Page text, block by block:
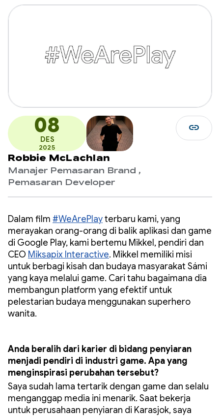
08
DES
2025
Robbie McLachlan
Manajer Pemasaran Brand ,
Pemasaran Developer
link
Dalam film #WeArePlayterbaru kami, yang
merayakan orang-orang di balik aplikasi dan game
di Google Play, kami bertemu Mikkel, pendiri dan
CEO Miksapix Interactive. Mikkel memiliki misi
untuk berbagi kisah dan budaya masyarakat Sámi
yang kaya melalui game. Cari tahu bagaimana dia
membangun platform yang efektif untuk
pelestarian budaya menggunakan superhero
wanita.
Anda beralih dari karier di bidang penyiaran
menjadi pendiri di industri game. Apa yang
menginspirasi perubahan tersebut?
Saya sudah lama tertarik dengan game dan selalu
menganggap media ini menarik. Saat bekerja
untuk perusahaan penyiaran di Karasjok, saya